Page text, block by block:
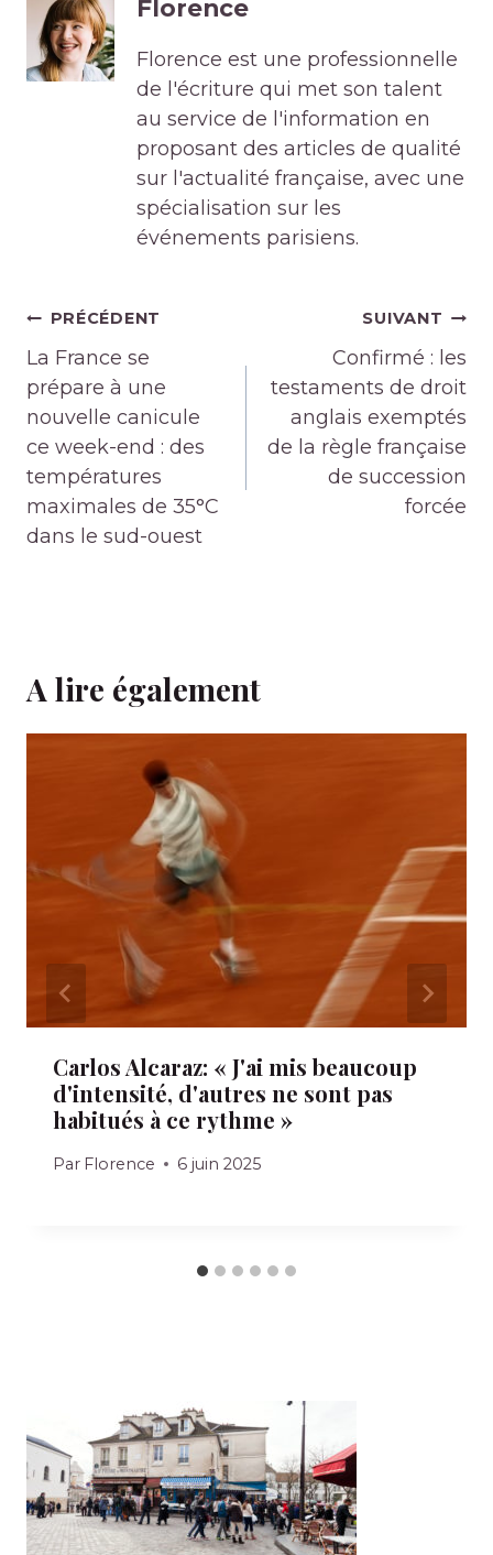
Florence
Florence est une professionnelle
de l'écriture qui met son talent
au service de l'information en
proposant des articles de qualité
sur l'actualité française, avec une
spécialisation sur les
événements parisiens.
Navigation
de
l’article
PRÉCÉDENT
La France se
prépare à une
nouvelle canicule
ce week-end : des
températures
maximales de 35°C
dans le sud-ouest
SUIVANT
Confirmé : les
testaments de droit
anglais exemptés
de la règle française
de succession
forcée
A lire également
Carlos Alcaraz: « J'ai mis beaucoup
d'intensité, d'autres ne sont pas
habitués à ce rythme »
Par Florence 6 juin 2025